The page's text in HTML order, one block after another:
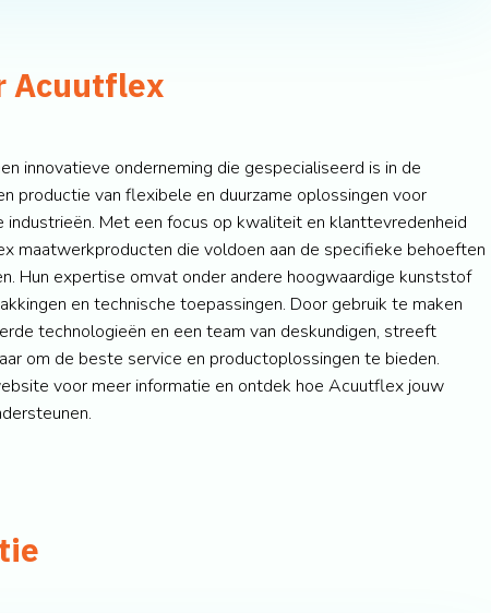
Acuutflex
innovatieve onderneming die gespecialiseerd is in de
productie van flexibele en duurzame oplossingen voor
industrieën. Met een focus op kwaliteit en klanttevredenheid
maatwerkproducten die voldoen aan de specifieke behoeften
Hun expertise omvat onder andere hoogwaardige kunststof
en technische toepassingen. Door gebruik te maken
technologieën en een team van deskundigen, streeft
om de beste service en productoplossingen te bieden.
voor meer informatie en ontdek hoe Acuutflex jouw